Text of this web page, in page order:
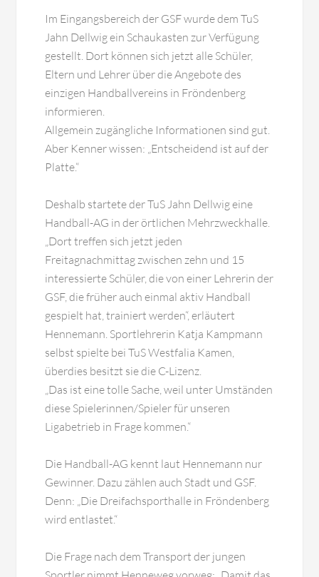
Im Eingangsbereich der GSF wurde dem TuS
Jahn Dellwig ein Schaukasten zur Verfügung
gestellt. Dort können sich jetzt alle Schüler,
Eltern und Lehrer über die Angebote des
einzigen Handballvereins in Fröndenberg
informieren.
Allgemein zugängliche Informationen sind gut.
Aber Kenner wissen: „Entscheidend ist auf der
Platte.“
Deshalb startete der TuS Jahn Dellwig eine
Handball-AG in der örtlichen Mehrzweckhalle.
„Dort treffen sich jetzt jeden
Freitagnachmittag zwischen zehn und 15
interessierte Schüler, die von einer Lehrerin der
GSF, die früher auch einmal aktiv Handball
gespielt hat, trainiert werden“, erläutert
Hennemann. Sportlehrerin Katja Kampmann
selbst spielte bei TuS Westfalia Kamen,
überdies besitzt sie die C-Lizenz.
„Das ist eine tolle Sache, weil unter Umständen
diese Spielerinnen/Spieler für unseren
Ligabetrieb in Frage kommen.“
Die Handball-AG kennt laut Hennemann nur
Gewinner. Dazu zählen auch Stadt und GSF.
Denn: „Die Dreifachsporthalle in Fröndenberg
wird entlastet.“
Die Frage nach dem Transport der jungen